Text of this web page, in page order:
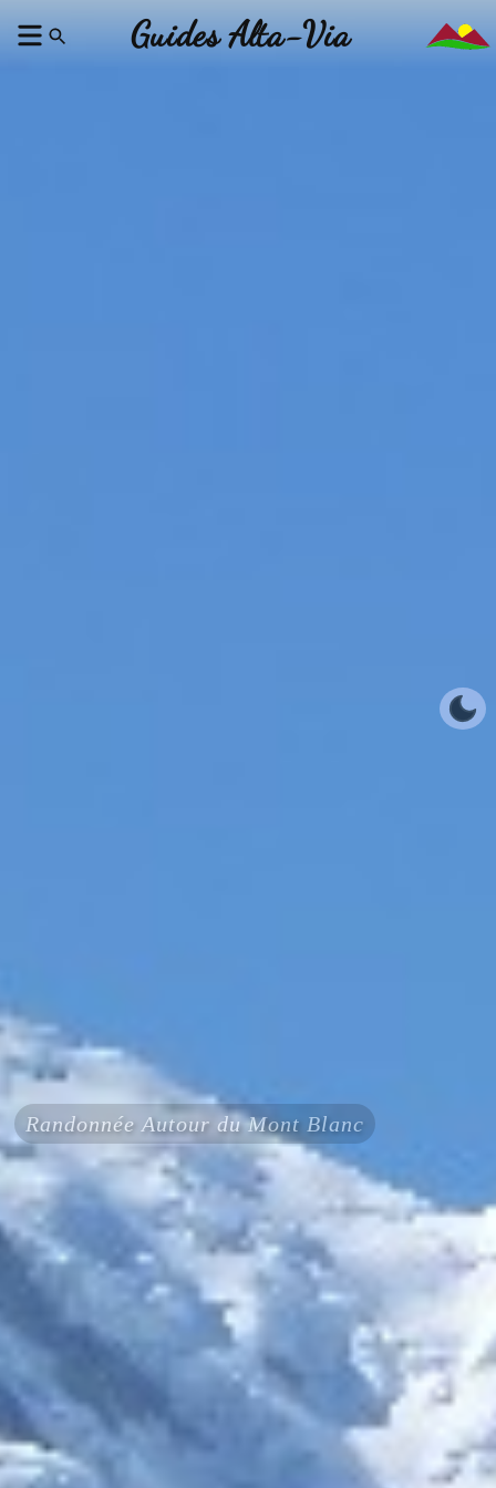
Guides Alta-Via
Randonnée Autour du Mont Blanc